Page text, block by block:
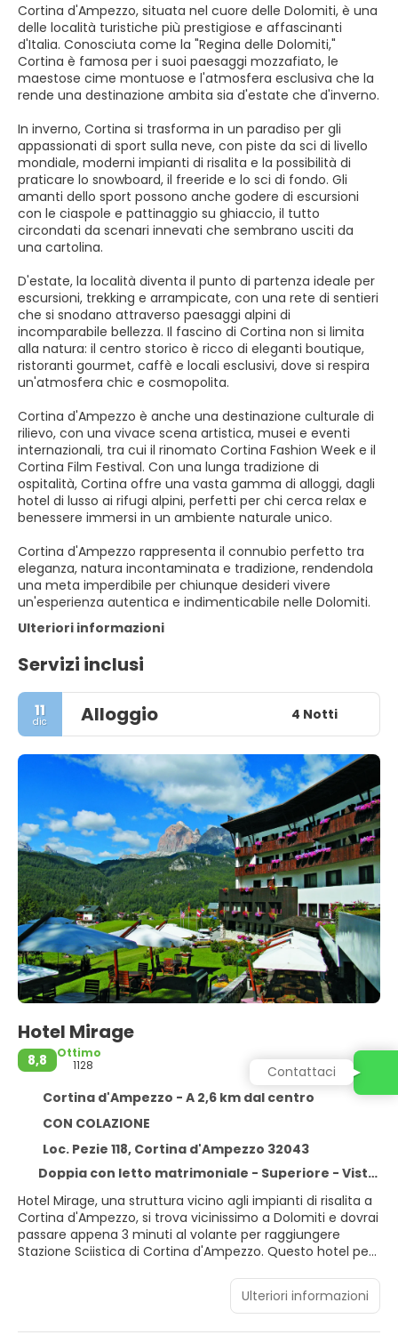
Cortina d'Ampezzo, situata nel cuore delle Dolomiti, è una
delle località turistiche più prestigiose e affascinanti
d'Italia. Conosciuta come la "Regina delle Dolomiti,"
Cortina è famosa per i suoi paesaggi mozzafiato, le
maestose cime montuose e l'atmosfera esclusiva che la
rende una destinazione ambita sia d'estate che d'inverno.
In inverno, Cortina si trasforma in un paradiso per gli
appassionati di sport sulla neve, con piste da sci di livello
mondiale, moderni impianti di risalita e la possibilità di
praticare lo snowboard, il freeride e lo sci di fondo. Gli
amanti dello sport possono anche godere di escursioni
con le ciaspole e pattinaggio su ghiaccio, il tutto
circondati da scenari innevati che sembrano usciti da
una cartolina.
D'estate, la località diventa il punto di partenza ideale per
escursioni, trekking e arrampicate, con una rete di sentieri
che si snodano attraverso paesaggi alpini di
incomparabile bellezza. Il fascino di Cortina non si limita
alla natura: il centro storico è ricco di eleganti boutique,
ristoranti gourmet, caffè e locali esclusivi, dove si respira
un'atmosfera chic e cosmopolita.
Cortina d'Ampezzo è anche una destinazione culturale di
rilievo, con una vivace scena artistica, musei e eventi
internazionali, tra cui il rinomato Cortina Fashion Week e il
Cortina Film Festival. Con una lunga tradizione di
ospitalità, Cortina offre una vasta gamma di alloggi, dagli
hotel di lusso ai rifugi alpini, perfetti per chi cerca relax e
benessere immersi in un ambiente naturale unico.
Cortina d'Ampezzo rappresenta il connubio perfetto tra
eleganza, natura incontaminata e tradizione, rendendola
una meta imperdibile per chiunque desideri vivere
un'esperienza autentica e indimenticabile nelle Dolomiti.
Ulteriori informazioni
Servizi inclusi
11
dic Alloggio 4 Notti
Hotel Mirage
8,8
Ottimo
1128
Cortina d'Ampezzo - A 2,6 km dal centro
CON COLAZIONE
Loc. Pezie 118, Cortina d'Ampezzo 32043
Doppia con letto matrimoniale - Superiore - Vista Montagna
Hotel Mirage, una struttura vicino agli impianti di risalita a
Cortina d'Ampezzo, si trova vicinissimo a Dolomiti e dovrai
passare appena 3 minuti al volante per raggiungere
Stazione Sciistica di Cortina d'Ampezzo. Questo hotel per
Divertiti sulle piste da sci oppure scegli tra i servizi
ricreativi disponibili, che includono una piscina coperta e
Ulteriori informazioni
Contattaci